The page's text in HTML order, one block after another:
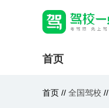
首页
首页 // 全国驾校 //